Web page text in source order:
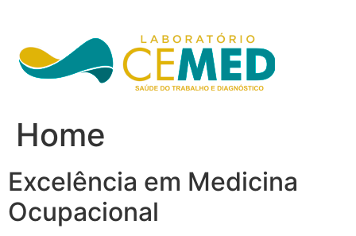
conteúdo
Home
Excelência em Medicina
Ocupacional